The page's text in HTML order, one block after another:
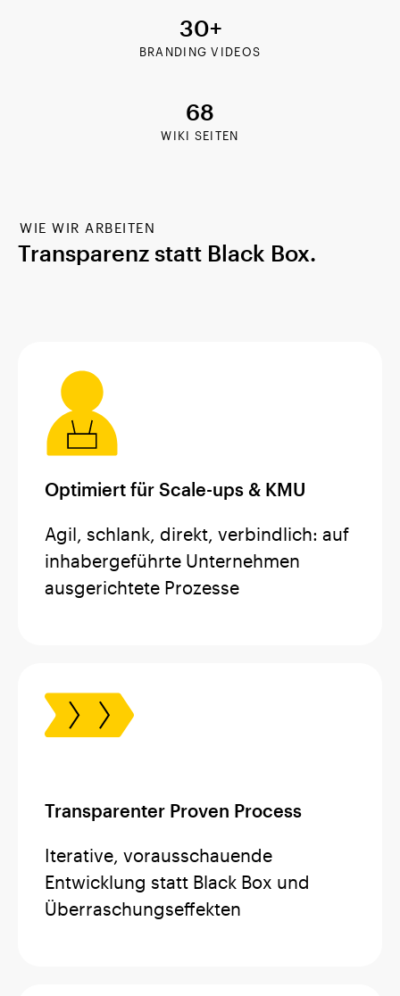
30+
BRANDING VIDEOS
68
WIKI SEITEN
WIE WIR ARBEITEN
Transparenz statt Black Box.
Optimiert für Scale-ups & KMU
Agil, schlank, direkt, verbindlich: auf
inhabergeführte Unternehmen
ausgerichtete Prozesse
Transparenter Proven Process
Iterative, vorausschauende
Entwicklung statt Black Box und
Überraschungseffekten